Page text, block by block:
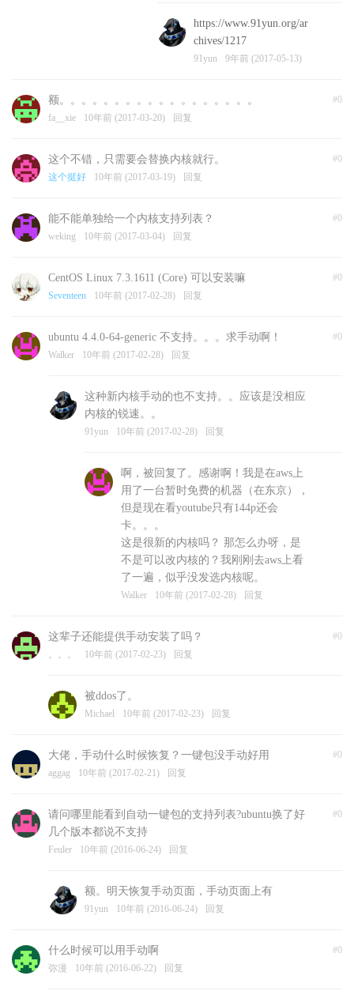
https://www.91yun.org/ar
chives/1217
91yun 9年前 (2017-05-13)
#0
额。。。。。。。。。。。。。。。。。。
fa__xie 10年前 (2017-03-20) 回复
#0
这个不错，只需要会替换内核就行。
这个挺好 10年前 (2017-03-19) 回复
#0
能不能单独给一个内核支持列表？
weking 10年前 (2017-03-04) 回复
#0
CentOS Linux 7.3.1611 (Core) 可以安装嘛
Seventeen 10年前 (2017-02-28) 回复
#0
ubuntu 4.4.0-64-generic 不支持。。。求手动啊！
Walker 10年前 (2017-02-28) 回复
这种新内核手动的也不支持。。应该是没相应
内核的锐速。。
91yun 10年前 (2017-02-28) 回复
啊，被回复了。感谢啊！我是在aws上
用了一台暂时免费的机器（在东京），
但是现在看youtube只有144p还会
卡。。。
这是很新的内核吗？ 那怎么办呀，是
不是可以改内核的？我刚刚去aws上看
了一遍，似乎没发选内核呢。
Walker 10年前 (2017-02-28) 回复
#0
这辈子还能提供手动安装了吗？
。。。 10年前 (2017-02-23) 回复
被ddos了。
Michael 10年前 (2017-02-23) 回复
#0
大佬，手动什么时候恢复？一键包没手动好用
aggag 10年前 (2017-02-21) 回复
#0
请问哪里能看到自动一键包的支持列表?ubuntu换了好
几个版本都说不支持
Feuler 10年前 (2016-06-24) 回复
额。明天恢复手动页面，手动页面上有
91yun 10年前 (2016-06-24) 回复
#0
什么时候可以用手动啊
弥漫 10年前 (2016-06-22) 回复